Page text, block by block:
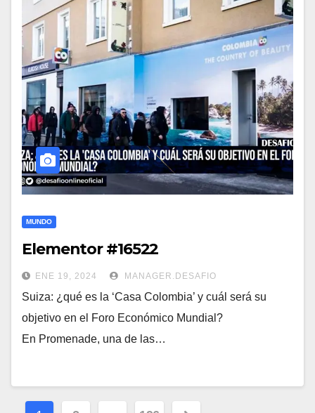
MUNDO
Elementor #16522
ENE 19, 2024 MANAGER.DESAFIO
Suiza: ¿qué es la ‘Casa Colombia’ y cuál será su
objetivo en el Foro Económico Mundial?
En Promenade, una de las…